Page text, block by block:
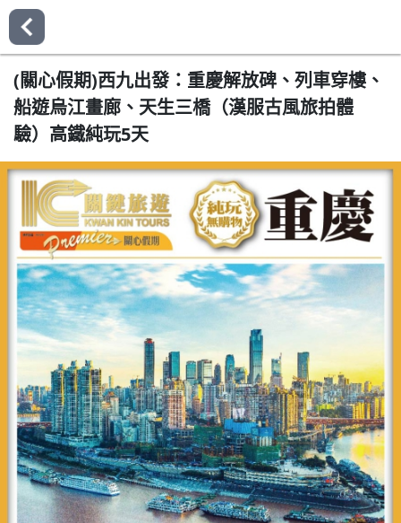
(關心假期)西九出發：重慶解放碑、列車穿樓、
船遊烏江畫廊、天生三橋（漢服古風旅拍體
驗）高鐵純玩5天